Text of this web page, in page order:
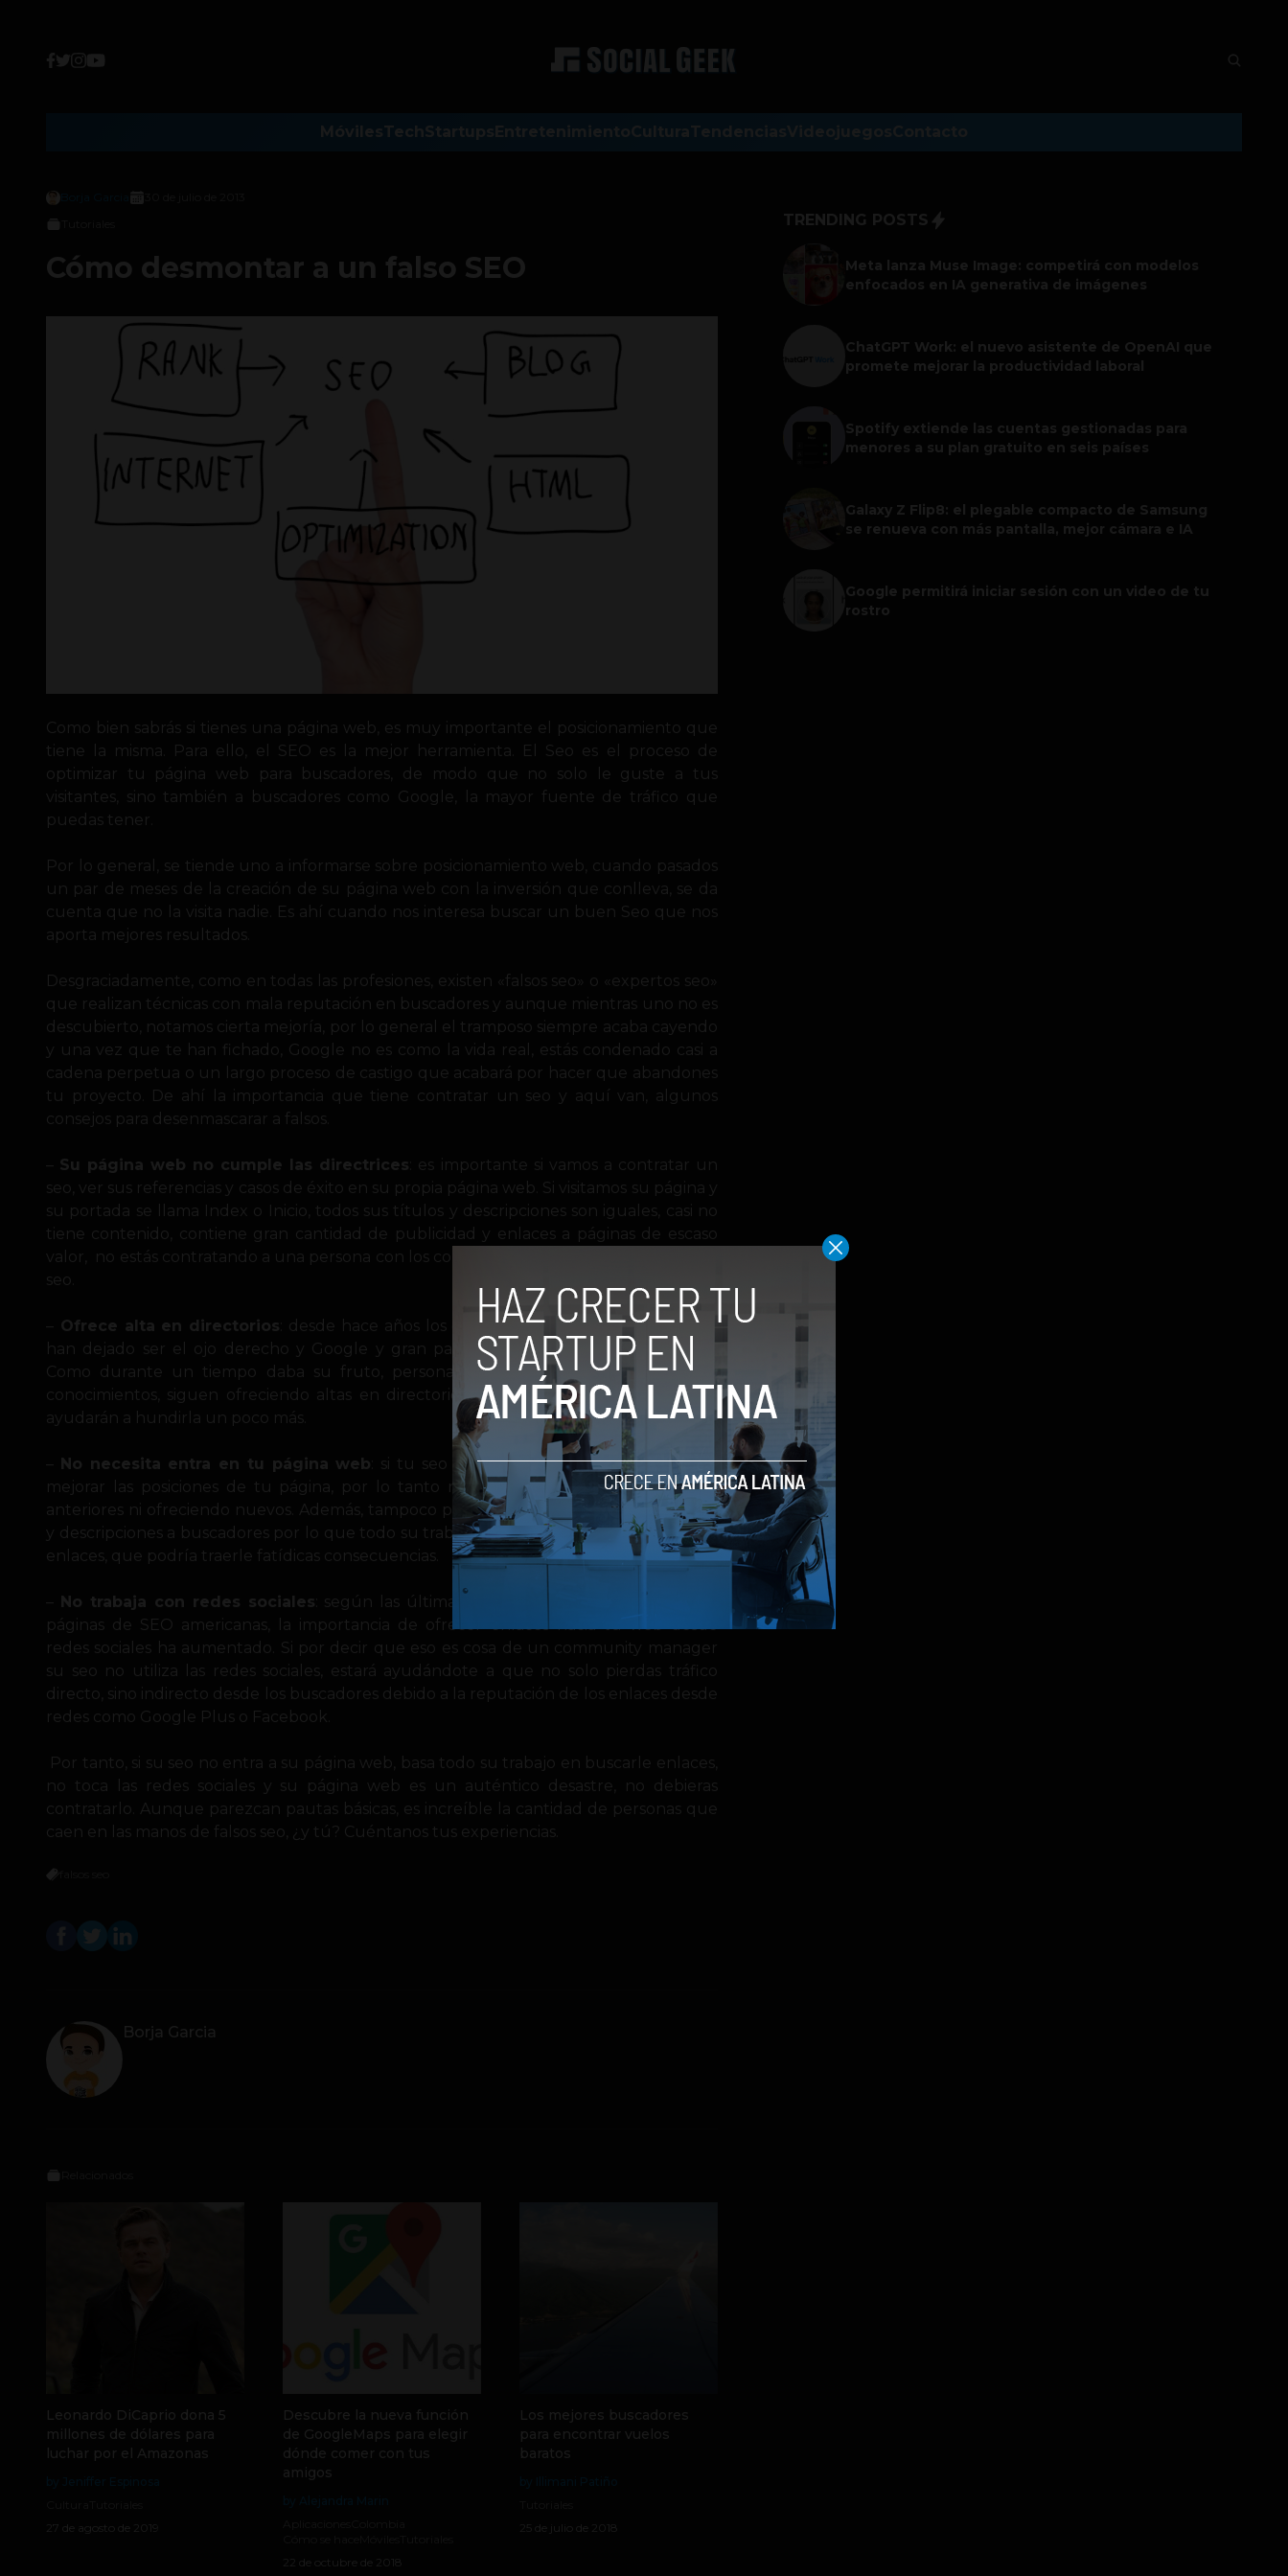
Cómo desmontar a un falso SEO
Como bien sabrás si tienes una página web, es muy importante el posicionamiento que
tiene la misma. Para ello, el SEO es la mejor herramienta. El Seo es el proceso de
optimizar tu página web para buscadores, de modo que no solo le guste a tus
visitantes, sino también a buscadores como Google, la mayor fuente de tráfico que
puedas tener.
Por lo general, se tiende uno a informarse sobre posicionamiento web, cuando pasados
un par de meses de la creación de su página web con la inversión que conlleva, se da
cuenta que no la visita nadie. Es ahí cuando nos interesa buscar un buen Seo que nos
aporta mejores resultados.
Desgraciadamente, como en todas las profesiones, existen «falsos seo» o «expertos seo»
que realizan técnicas con mala reputación en buscadores y aunque mientras uno no es
descubierto, notamos cierta mejoría, por lo general el tramposo siempre acaba cayendo
y una vez que te han fichado, Google no es como la vida real, estás condenado casi a
cadena perpetua o un largo proceso de castigo que acabará por hacer que abandones
tu proyecto. De ahí la importancia que tiene contratar un seo y aquí van, algunos
consejos para desenmascarar a falsos.
Su página web no cumple las directrices : es importante si vamos a contratar un
seo, ver sus referencias y casos de éxito en su propia página web. Si visitamos su página y
su portada se llama Index o Inicio, todos sus títulos y descripciones son iguales, casi no
tiene contenido, contiene gran cantidad de publicidad y enlaces a páginas de escaso
valor, no estás contratando a una persona con los conocimientos ni siquiera mínimos de
seo.
Ofrece alta en directorios : desde hace años los directorios por sus malas prácticas
han dejado ser el ojo derecho y Google y gran parte de ellas han sido penalizadas.
Como durante un tiempo daba su fruto, personas que no siguen renovando sus
conocimientos, siguen ofreciendo altas en directorios que mas que mejorar tu web,
ayudarán a hundirla un poco más.
No necesita entra en tu página web : si tu seo no necesita entrar a tu web para
mejorar las posiciones de tu página, por lo tanto no estará optimizando contenidos
anteriores ni ofreciendo nuevos. Además, tampoco podrá adecuar las imágenes, títulos
y descripciones a buscadores por lo que todo su trabajo, lo centrará en la búsqueda de
enlaces, que podría traerle fatídicas consecuencias.
No trabaja con redes sociales : según las últimas publicaciones en las principales
páginas de SEO americanas, la importancia de ofrecer enlaces hacia tu web desde
redes sociales ha aumentado. Si por decir que eso es cosa de un community manager
su seo no utiliza las redes sociales, estará ayudándote a que no solo pierdas tráfico
directo, sino indirecto desde los buscadores debido a la reputación de los enlaces desde
redes como Google Plus o Facebook.
Por tanto, si su seo no entra a su página web, basa todo su trabajo en buscarle enlaces,
no toca las redes sociales y su página web es un auténtico desastre, no debieras
contratarlo. Aunque parezcan pautas básicas, es increíble la cantidad de personas que
caen en las manos de falsos seo, ¿y tú? Cuéntanos tus experiencias.
Borja Garcia
Leonardo DiCaprio dona 5
millones de dólares para
luchar por el Amazonas
27 de agosto de 2019
Descubre la nueva función
de GoogleMaps para elegir
dónde comer con tus
amigos
22 de octubre de 2018
Los mejores buscadores
para encontrar vuelos
baratos
25 de julio de 2018
TRENDING POSTS
Meta lanza Muse Image: competirá con modelos
enfocados en IA generativa de imágenes
ChatGPT Work: el nuevo asistente de OpenAI que
promete mejorar la productividad laboral
Spotify extiende las cuentas gestionadas para
menores a su plan gratuito en seis países
Galaxy Z Flip8: el plegable compacto de Samsung
se renueva con más pantalla, mejor cámara e IA
Google permitirá iniciar sesión con un video de tu
rostro